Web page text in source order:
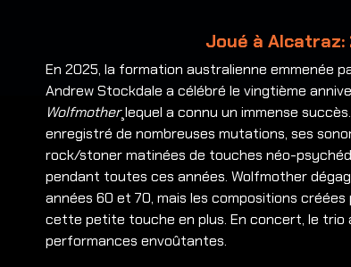
Joué à Alcatraz:
En 2025, la formation australienne emmenée
Andrew Stockdale a célébré le vingtième
Wolfmother¸lequel a connu un immense
enregistré de nombreuses mutations, ses
rock/stoner matinées de touches néo-
pendant toutes ces années. Wolfmother
années 60 et 70, mais les compositions
cette petite touche en plus. En concert, le trio
performances envoûtantes.